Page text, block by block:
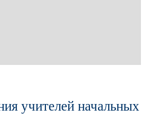
учителей начальных